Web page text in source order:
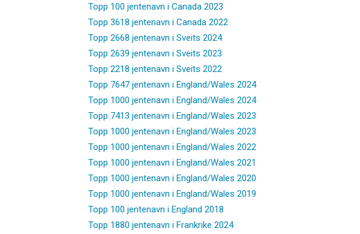
Topp 100 jentenavn i Canada 2023
Topp 3618 jentenavn i Canada 2022
Topp 2668 jentenavn i Sveits 2024
Topp 2639 jentenavn i Sveits 2023
Topp 2218 jentenavn i Sveits 2022
Topp 7647 jentenavn i England/Wales 2024
Topp 1000 jentenavn i England/Wales 2024
Topp 7413 jentenavn i England/Wales 2023
Topp 1000 jentenavn i England/Wales 2023
Topp 1000 jentenavn i England/Wales 2022
Topp 1000 jentenavn i England/Wales 2021
Topp 1000 jentenavn i England/Wales 2020
Topp 1000 jentenavn i England/Wales 2019
Topp 100 jentenavn i England 2018
Topp 1880 jentenavn i Frankrike 2024